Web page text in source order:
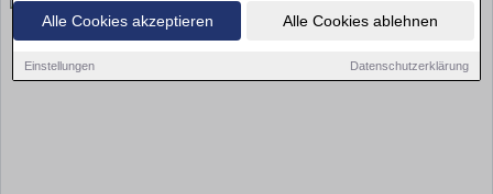
Alle Cookies akzeptieren Alle Cookies ablehnen
Einstellungen Datenschutzerklärung